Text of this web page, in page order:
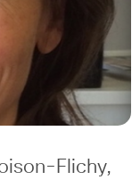
Flichy,